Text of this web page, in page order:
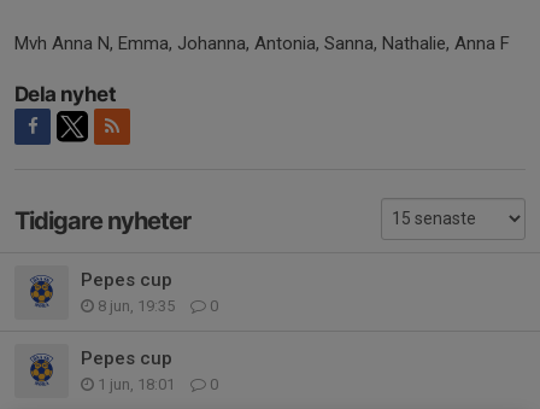
Mvh Anna N, Emma, Johanna, Antonia, Sanna, Nathalie, Anna F
Dela nyhet
Tidigare nyheter
Pepes cup
8 jun, 19:35 0
Pepes cup
1 jun, 18:01 0